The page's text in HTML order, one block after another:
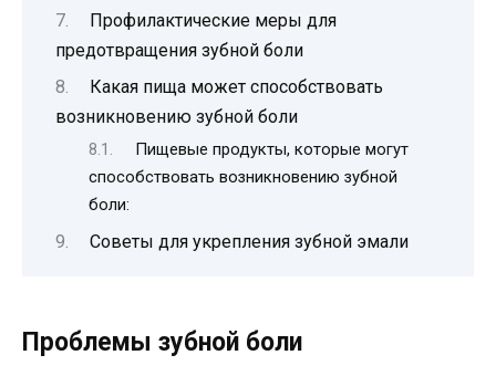
Профилактические меры для
предотвращения зубной боли
Какая пища может способствовать
возникновению зубной боли
Пищевые продукты, которые могут
способствовать возникновению зубной
боли:
Советы для укрепления зубной эмали
Проблемы зубной боли